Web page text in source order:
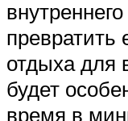
превратить
отдыха для
будет
время в